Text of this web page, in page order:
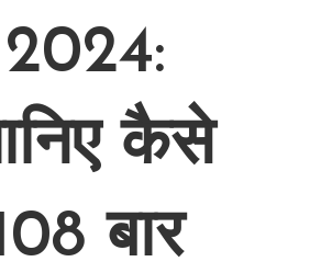
2024:
कैसे
बार